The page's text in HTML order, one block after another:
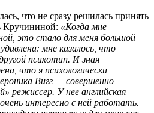
что не сразу решилась принять
Кручининой: «Когда мне
это стало для меня большой
мне казалось, что
психотип. И зная
что я психологически
Вигг — совершенно
режиссер. У нее английская
интересно с ней работать.